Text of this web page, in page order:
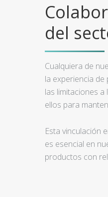
del
Cualquiera de
la experiencia
las limitaciones
ellos para
Esta vinculación
es esencial en
productos con